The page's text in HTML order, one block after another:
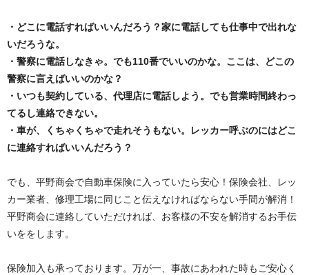
・どこに電話すればいいんだろう？家に電話しても仕事中で出れな
いだろうな。
・警察に電話しなきゃ。でも110番でいいのかな。ここは、どこの
警察に言えばいいのかな？
・いつも契約している、代理店に電話しよう。でも営業時間終わっ
てるし連絡できない。
・車が、くちゃくちゃで走れそうもない。レッカー呼ぶのにはどこ
に連絡すればいいんだろう？
でも、平野商会で自動車保険に入っていたら安心！保険会社、レッ
カー業者、修理工場に同じこと伝えなければならない手間が解消！
平野商会に連絡していただければ、お客様の不安を解消するお手伝
いををします。
保険加入も承っております。万が一、事故にあわれた時もご安心く